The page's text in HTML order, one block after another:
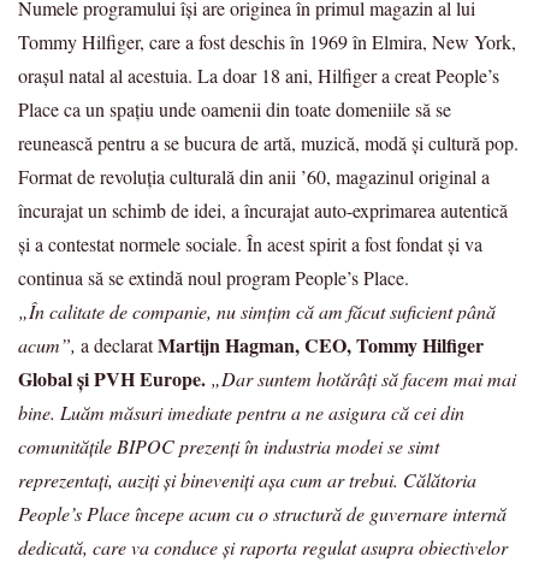
Numele programului își are originea în primul magazin al lui
Tommy Hilfiger, care a fost deschis în 1969 în Elmira, New York,
orașul natal al acestuia. La doar 18 ani, Hilfiger a creat People’s
Place ca un spațiu unde oamenii din toate domeniile să se
reunească pentru a se bucura de artă, muzică, modă și cultură pop.
Format de revoluția culturală din anii ’60, magazinul original a
încurajat un schimb de idei, a încurajat auto-exprimarea autentică
și a contestat normele sociale. În acest spirit a fost fondat și va
continua să se extindă noul program People’s Place.
„În calitate de companie, nu simțim că am făcut suficient până
acum”, a declaratMartijn Hagman, CEO, Tommy Hilfiger
Global și PVH Europe. „Dar suntem hotărâți să facem mai mai
bine. Luăm măsuri imediate pentru a ne asigura că cei din
comunitățile BIPOC prezenți în industria modei se simt
reprezentați, auziți și bineveniți așa cum ar trebui. Călătoria
People’s Place începe acum cu o structură de guvernare internă
dedicată, care va conduce și raporta regulat asupra obiectivelor